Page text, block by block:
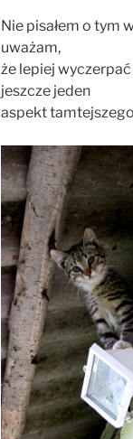
Nie pisałem o tym
uważam,
że lepiej
jeszcze jeden
aspekt